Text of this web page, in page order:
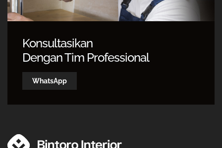
Konsultasikan
Dengan Tim Professional
WhatsApp